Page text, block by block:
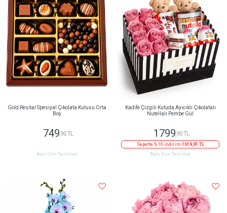
Gold Resital Spesiyal Çikolata Kutusu Orta
Boy
749,90 TL
Aynı Gün Teslimat
Kadife Çizgili Kutuda Ayıcıklı Çikolatalı
Nutellalı Pembe Gül
1799,90 TL
Sepette % 10 indirim 1619,91 TL
Aynı Gün Teslimat